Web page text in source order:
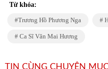
Từ khóa:
Trương Hồ Phương Nga
Ca Sĩ Văn Mai Hương
TIN CÙNG CHUYÊN